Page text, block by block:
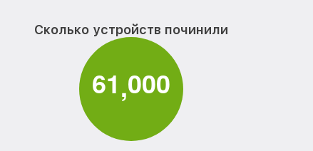
Сколько устройств починили
61,000